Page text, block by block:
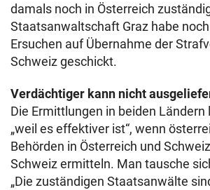
damals noch in Österreich
Staatsanwaltschaft Graz habe
Ersuchen auf Übernahme der
Schweiz geschickt.
Verdächtiger kann nicht
Die Ermittlungen in beiden Ländern
„weil es effektiver ist“, wenn
Behörden in Österreich und
Schweiz ermitteln. Man tausche
„Die zuständigen Staatsanwälte